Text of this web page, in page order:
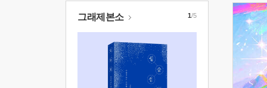
그래제본소 1/5